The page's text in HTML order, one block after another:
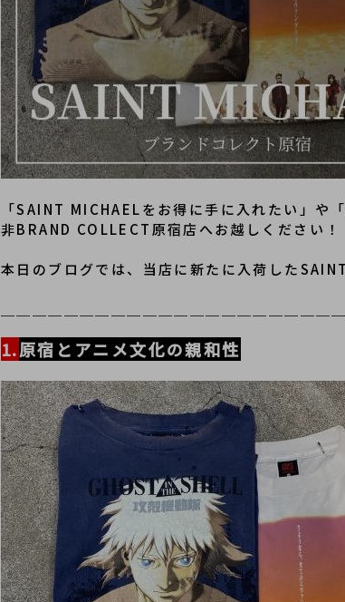
「SAINT MICHAELをお得に手に入れたい」
非BRAND COLLECT原宿店へお越しください！
本日のブログでは、当店に新たに入荷した
1.原宿とアニメ文化の親和性